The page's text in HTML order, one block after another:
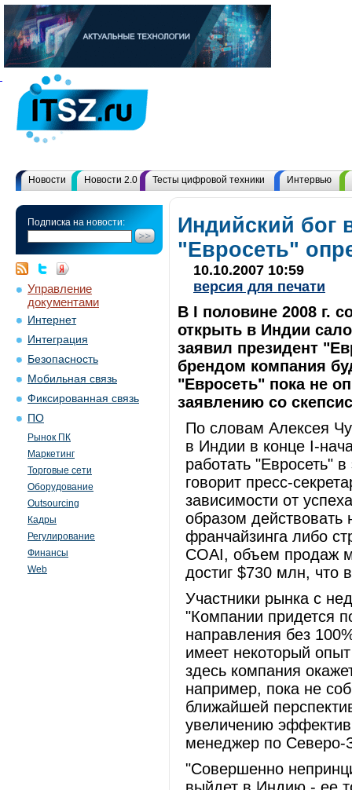
Новости Новости 2.0 Тесты цифровой техники Интервью
Подписка на новости:
Управление
документами
Интернет
Интеграция
Безопасность
Мобильная связь
Фиксированная связь
ПО
Рынок ПК
Маркетинг
Торговые сети
Оборудование
Outsourcing
Кадры
Регулирование
Финансы
Web
Индийский бог
"Евросеть"
10.10.2007 10:59
версия для печати
В I половине 2008 г.
открыть в Индии
заявил президент
брендом компания
"Евросеть" пока не
заявлению со
По словам Алексея
в Индии в конце I-
работать "Евросеть"
говорит пресс-
зависимости от
образом действовать
франчайзинга либо
COAI, объем продаж
достиг $730 млн, что
Участники рынка с
"Компании придется
направления без
имеет некоторый
здесь компания
например, пока не
ближайшей
увеличению
менеджер по Северо-
"Совершенно